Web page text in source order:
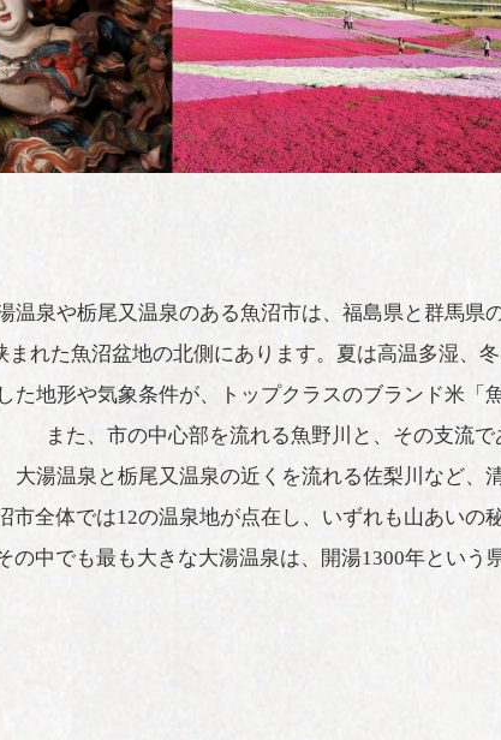
温泉や栃尾又温泉のある魚沼市は、福島県と群馬県
まれた魚沼盆地の北側にあります。夏は高温多湿、
た地形や気象条件が、トップクラスのブランド米「
また、市の中心部を流れる魚野川と、その支流で
大湯温泉と栃尾又温泉の近くを流れる佐梨川など、
市全体では12の温泉地が点在し、いずれも山あいの
の中でも最も大きな大湯温泉は、開湯1300年という